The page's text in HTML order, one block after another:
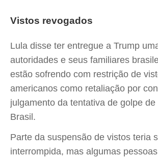
Vistos revogados
Lula disse ter entregue a Trump
autoridades e seus familiares
estão sofrendo com restrição de
americanos como retaliação por
julgamento da tentativa de golpe
Brasil.
Parte da suspensão de vistos teria
interrompida, mas algumas